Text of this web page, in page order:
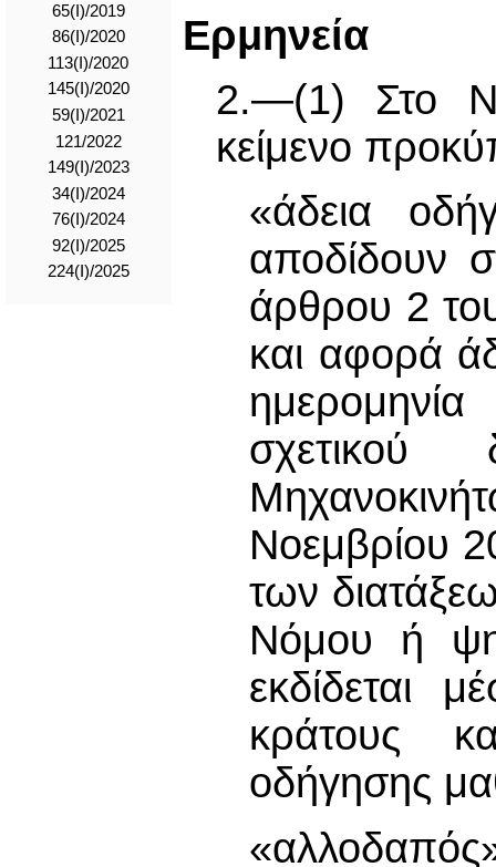
65(I)/2019
86(I)/2020
113(I)/2020
145(I)/2020
59(I)/2021
121/2022
149(I)/2023
34(I)/2024
76(I)/2024
92(I)/2025
224(I)/2025
Ερμηνεία
2.—(1) Στο
κείμενο
«άδεια
αποδίδουν
άρθρου 2
και αφορά
σχετικού
Νοεμβρίου
των
Νόμου ή
εκδίδεται
κράτους
οδήγησης